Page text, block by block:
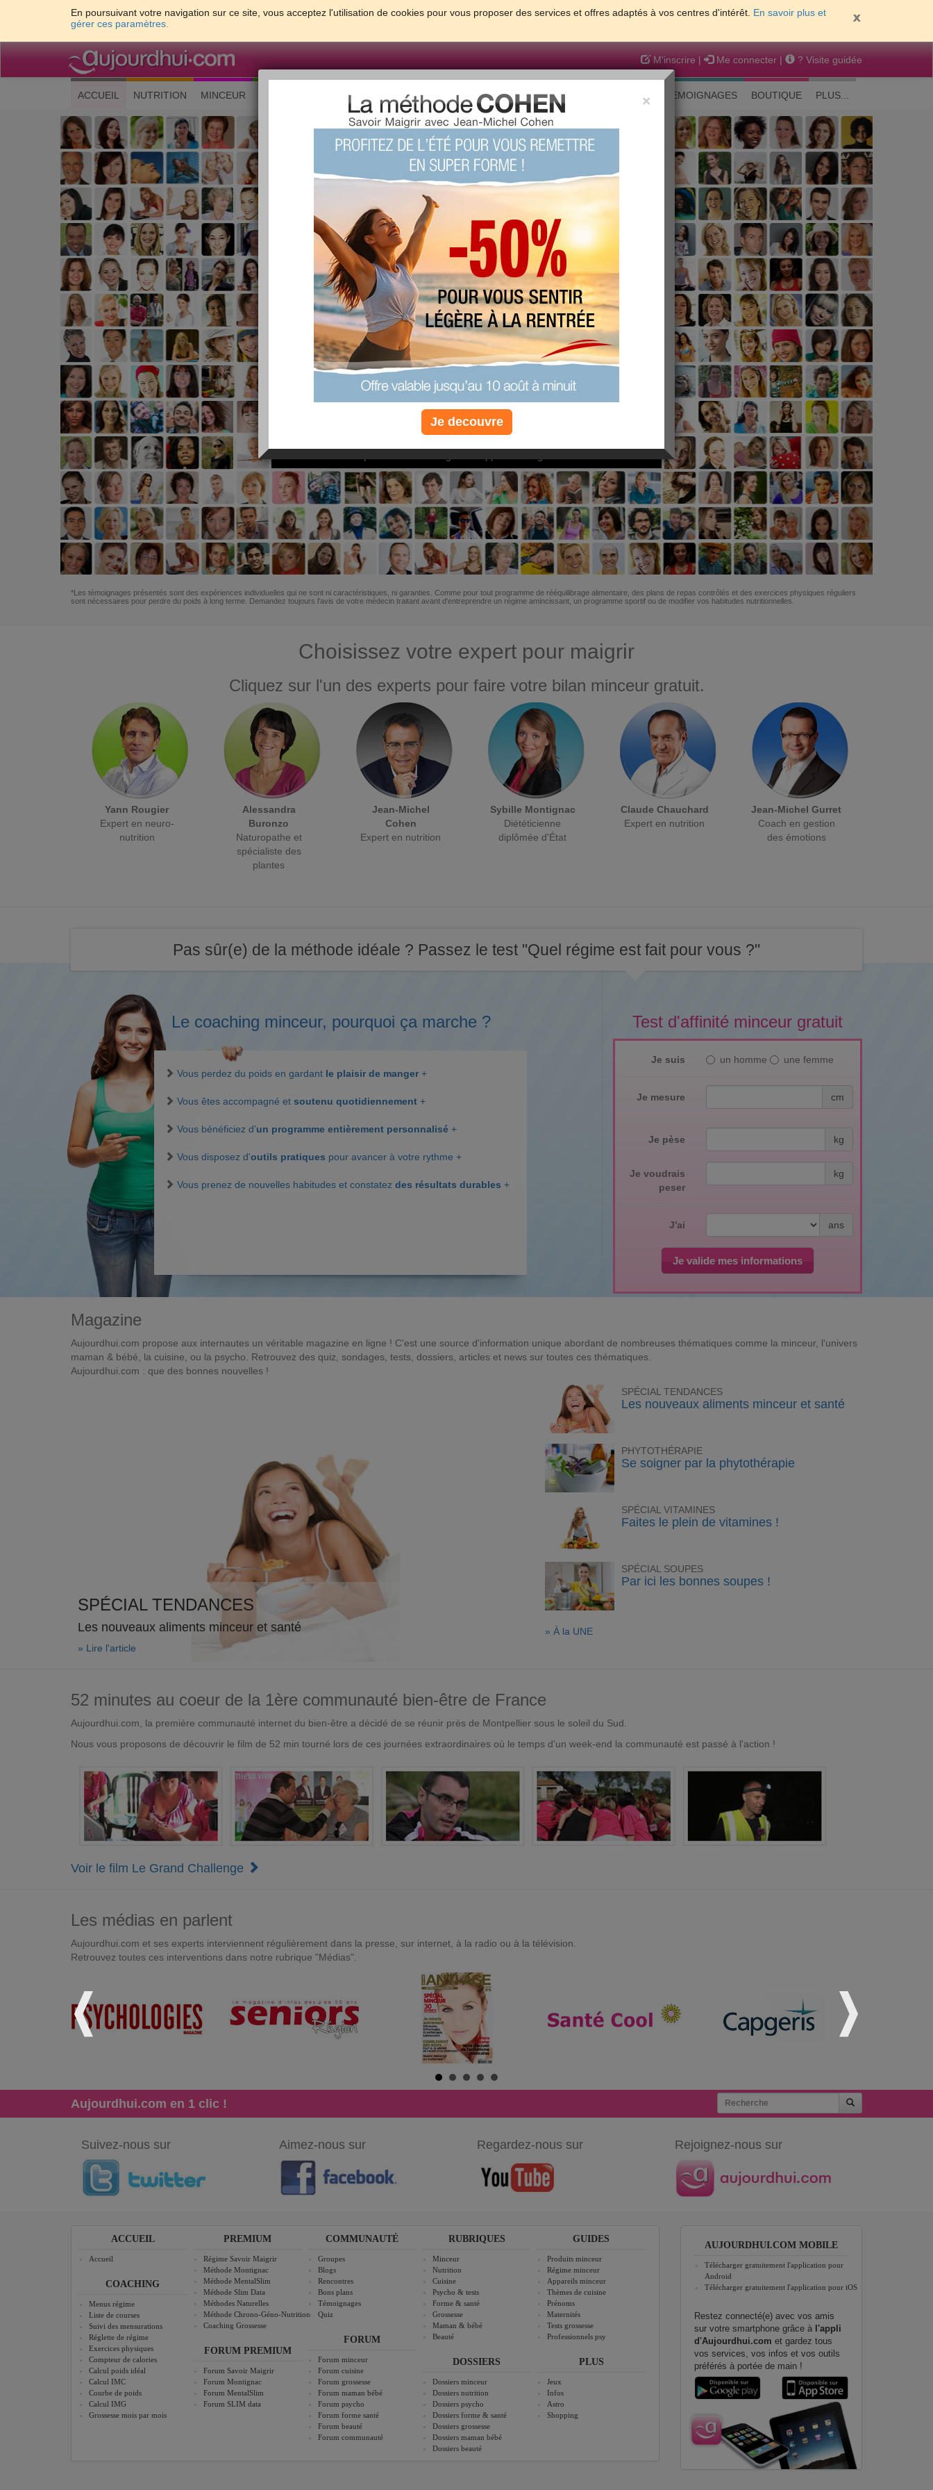
En poursuivant votre navigation sur ce site, vous acceptez l'utilisation de cookies pour vous proposer des services et offres adaptés à vos centres d'intérêt. En savoir plus et
gérer ces paramètres.
M'inscrire | Me connecter | ? Visite guidée
ACCUEIL (current)
NUTRITION MINCEUR FORME & SANTE PSYCHO & TESTS GROSSESSE & BEBE TEMOIGNAGES BOUTIQUE PLUS...
Les meilleures solutions pour maigrir et être bien dans sa peau
PLUS
EFFICACE
PLUS
SANTÉ
PLUS
COACHING
Non, je préfère le régime gratuit
*Les témoignages présentés sont des expériences individuelles qui ne sont ni caractéristiques, ni garanties. Comme pour tout programme de rééquilibrage alimentaire, des plans de repas contrôlés et des exercices physiques réguliers
sont nécessaires pour perdre du poids à long terme. Demandez toujours l'avis de votre médecin traitant avant d'entreprendre un régime amincissant, un programme sportif ou de modifier vos habitudes nutritionnelles.
Choisissez votre expert pour maigrir
Cliquez sur l'un des experts pour faire votre bilan minceur gratuit.
Yann Rougier
Expert en neuro-
nutrition
Alessandra
Buronzo
Naturopathe et
spécialiste des
plantes
Jean-Michel
Cohen
Expert en nutrition
Sybille Montignac
Diététicienne
diplômée d'État
Claude Chauchard
Expert en nutrition
Jean-Michel Gurret
Coach en gestion
des émotions
Pas sûr(e) de la méthode idéale ? Passez le test "Quel régime est fait pour vous ?"
Test d'affinité minceur gratuit
Je suis un homme une femme
Je mesure cm
Je pèse kg
Je voudrais
peser
kg
J'ai ans
Je valide mes informations
Le coaching minceur, pourquoi ça marche ?
Vous perdez du poids en gardant le plaisir de manger +
Vous êtes accompagné et soutenu quotidiennement +
Vous bénéficiez d'un programme entièrement personnalisé +
Vous disposez d'outils pratiques pour avancer à votre rythme +
Vous prenez de nouvelles habitudes et constatez des résultats durables +
Magazine
Aujourdhui.com propose aux internautes un véritable magazine en ligne ! C'est une source d'information unique abordant de nombreuses thématiques comme la minceur, l'univers
maman & bébé, la cuisine, ou la psycho. Retrouvez des quiz, sondages, tests, dossiers, articles et news sur toutes ces thématiques.
Aujourdhui.com : que des bonnes nouvelles !
SPÉCIAL TENDANCES
Les nouveaux aliments minceur et santé
» Lire l'article
SPÉCIAL TENDANCES
Les nouveaux aliments minceur et santé
PHYTOTHÉRAPIE
Se soigner par la phytothérapie
SPÉCIAL VITAMINES
Faites le plein de vitamines !
SPÉCIAL SOUPES
Par ici les bonnes soupes !
» À la UNE
52 minutes au coeur de la 1ère communauté bien-être de France
Aujourdhui.com, la première communauté internet du bien-être a décidé de se réunir près de Montpellier sous le soleil du Sud.
Nous vous proposons de découvrir le film de 52 min tourné lors de ces journées extraordinaires où le temps d'un week-end la communauté est passé à l'action !
Voir le film Le Grand Challenge
Les médias en parlent
Aujourdhui.com et ses experts interviennent régulièrement dans la presse, sur internet, à la radio ou à la télévision.
Retrouvez toutes ces interventions dans notre rubrique "Médias".
Aujourdhui.com en 1 clic !
Suivez-nous sur Aimez-nous sur Regardez-nous sur Rejoignez-nous sur
ACCUEIL
Accueil
COACHING
Menus régime
Liste de courses
Suivi des mensurations
Réglette de régime
Exercices physiques
Compteur de calories
Calcul poids idéal
Calcul IMC
Courbe de poids
Calcul IMG
Grossesse mois par mois
PREMIUM
Régime Savoir Maigrir
Méthode Montignac
Méthode MentalSlim
Méthode Slim Data
Méthodes Naturelles
Méthode Chrono-Géno-Nutrition
Coaching Grossesse
FORUM PREMIUM
Forum Savoir Maigrir
Forum Montignac
Forum MentalSlim
Forum SLIM data
COMMUNAUTÉ
Groupes
Blogs
Rencontres
Bons plans
Témoignages
Quiz
FORUM
Forum minceur
Forum cuisine
Forum grossesse
Forum maman bébé
Forum psycho
Forum forme santé
Forum beauté
Forum communauté
RUBRIQUES
Minceur
Nutrition
Cuisine
Psycho & tests
Forme & santé
Grossesse
Maman & bébé
Beauté
DOSSIERS
Dossiers minceur
Dossiers nutrition
Dossiers psycho
Dossiers forme & santé
Dossiers grossesse
Dossiers maman bébé
Dossiers beauté
GUIDES
Produits minceur
Régime minceur
Appareils minceur
Thèmes de cuisine
Prénoms
Maternités
Tests grossesse
Professionnels psy
PLUS
Jeux
Infos
Astro
Shopping
AUJOURDHUI.COM MOBILE
Télécharger gratuitement l'application pour
Android
Télécharger gratuitement l'application pour iOS
Restez connecté(e) avec vos amis
sur votre smartphone grâce à l'appli
d'Aujourdhui.com et gardez tous
vos services, vos infos et vos outils
préférés à portée de main !
×
Je decouvre